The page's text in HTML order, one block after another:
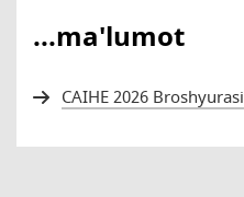
...ma'lumot
CAIHE 2026 Broshyurasi